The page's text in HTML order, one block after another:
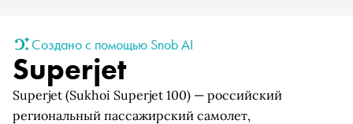
Создано с помощью Snob AI
Superjet
Superjet (Sukhoi Superjet 100) — российский
региональный пассажирский самолет,